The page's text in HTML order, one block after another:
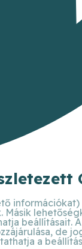
Másik
beállításait.
de
a